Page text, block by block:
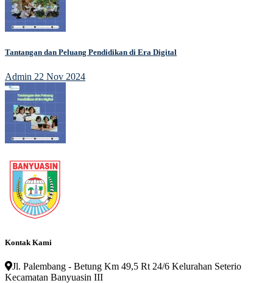
Tantangan dan Peluang Pendidikan di Era Digital
Admin 22 Nov 2024
Kontak Kami
Jl. Palembang - Betung Km 49,5 Rt 24/6 Kelurahan Seterio
Kecamatan Banyuasin III